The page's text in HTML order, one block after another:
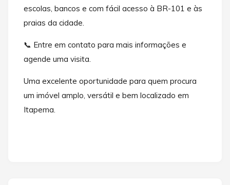
escolas, bancos e com fácil acesso à BR-101 e às
praias da cidade.
📞 Entre em contato para mais informações e
agende uma visita.
Uma excelente oportunidade para quem procura
um imóvel amplo, versátil e bem localizado em
Itapema.